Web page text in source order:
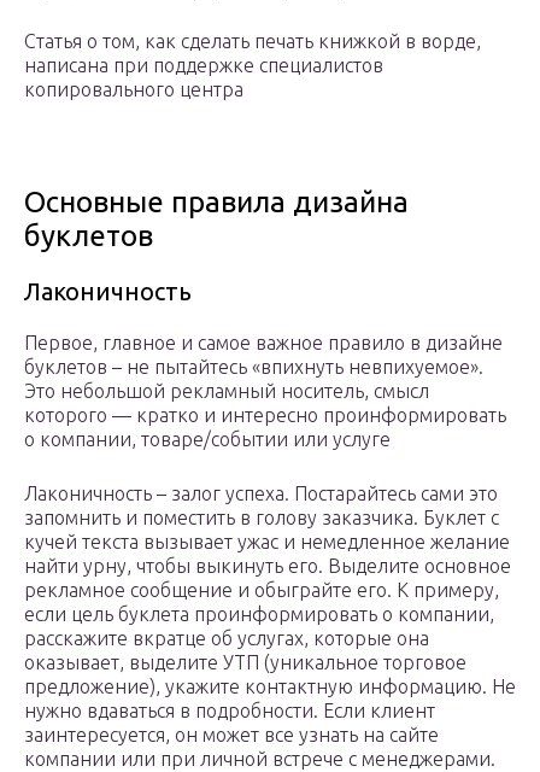
Статья о том, как сделать печать книжкой в ворде,
написана при поддержке специалистов
копировального центра
Основные правила дизайна
буклетов
Лаконичность
Первое, главное и самое важное правило в дизайне
буклетов – не пытайтесь «впихнуть невпихуемое».
Это небольшой рекламный носитель, смысл
которого — кратко и интересно проинформировать
о компании, товаре/событии или услуге
Лаконичность – залог успеха. Постарайтесь сами это
запомнить и поместить в голову заказчика. Буклет с
кучей текста вызывает ужас и немедленное желание
найти урну, чтобы выкинуть его. Выделите основное
рекламное сообщение и обыграйте его. К примеру,
если цель буклета проинформировать о компании,
расскажите вкратце об услугах, которые она
оказывает, выделите УТП (уникальное торговое
предложение), укажите контактную информацию. Не
нужно вдаваться в подробности. Если клиент
заинтересуется, он может все узнать на сайте
компании или при личной встрече с менеджерами.